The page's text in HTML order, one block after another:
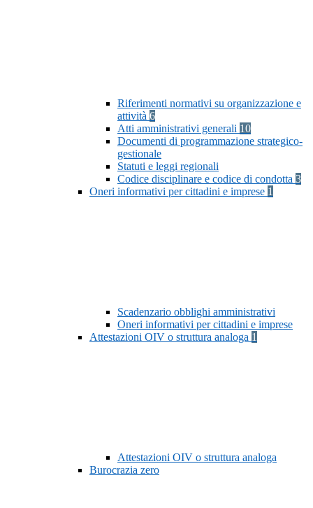
Riferimenti normativi su organizzazione e
attività 6
Atti amministrativi generali 10
Documenti di programmazione strategico-
gestionale
Statuti e leggi regionali
Codice disciplinare e codice di condotta 3
Oneri informativi per cittadini e imprese 1
Scadenzario obblighi amministrativi
Oneri informativi per cittadini e imprese
Attestazioni OIV o struttura analoga 1
Attestazioni OIV o struttura analoga
Burocrazia zero